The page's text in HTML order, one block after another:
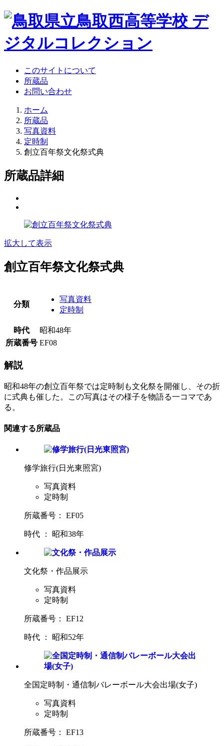
このサイトについて
所蔵品
お問い合わせ
ホーム
所蔵品
写真資料
定時制
創立百年祭文化祭式典
所蔵品詳細
拡大して表示
創立百年祭文化祭式典
分類
写真資料
定時制
時代
昭和48年
所蔵番号 EF08
解説
昭和48年の創立百年祭では定時制も文化祭を開催し、その折
に式典も催した。この写真はその様子を物語る一コマであ
る。
関連する所蔵品
修学旅行(日光東照宮)
写真資料
定時制
所蔵番号： EF05
時代 ： 昭和38年
文化祭・作品展示
写真資料
定時制
所蔵番号： EF12
時代 ： 昭和52年
全国定時制・通信制バレーボール大会出場(女子)
写真資料
定時制
所蔵番号： EF13